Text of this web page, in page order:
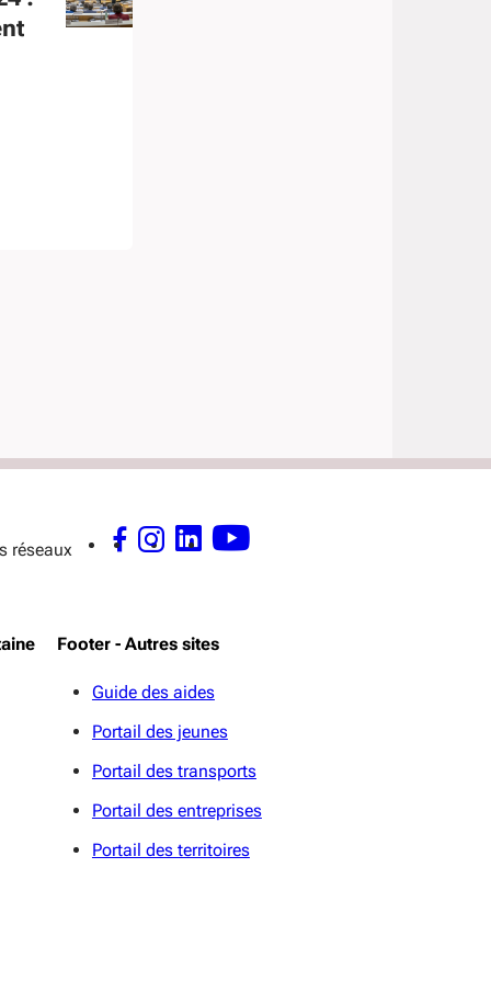
réseaux FACEBOOK - OUVERTURE DANS UNE NOUVELLE FENÊTRE
INSTAGRAM - OUVERTURE DANS UNE NOUVELLE FENÊTRE
LINKEDIN - OUVERTURE DANS UNE NOUVELLE FENÊTRE
YOUTUBE - OUVERTURE DANS UNE NOUVELLE FENÊTRE
Footer - Autres sites
Guide des aides
Portail des jeunes
Portail des transports
Portail des entreprises
Portail des territoires